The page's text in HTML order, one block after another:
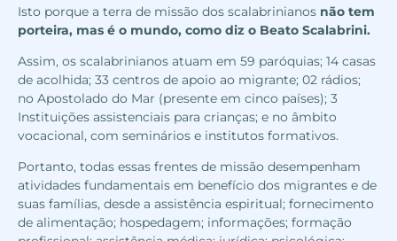
Isto porque a terra de missão dos scalabrinianos não tem
porteira, mas é o mundo, como diz o Beato Scalabrini.
Assim, os scalabrinianos atuam em 59 paróquias; 14 casas
de acolhida; 33 centros de apoio ao migrante; 02 rádios;
no Apostolado do Mar (presente em cinco países); 3
Instituições assistenciais para crianças; e no âmbito
vocacional, com seminários e institutos formativos.
Portanto, todas essas frentes de missão desempenham
atividades fundamentais em benefício dos migrantes e de
suas famílias, desde a assistência espiritual; fornecimento
de alimentação; hospedagem; informações; formação